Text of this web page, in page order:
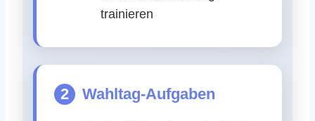
trainieren
2 Wahltag-Aufgaben